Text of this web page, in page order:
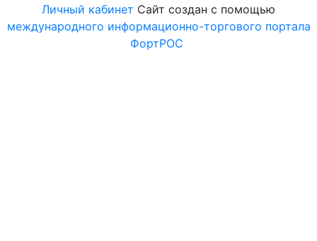
Личный кабинет Сайт создан с помощью
международного информационно-торгового портала
ФортРОС